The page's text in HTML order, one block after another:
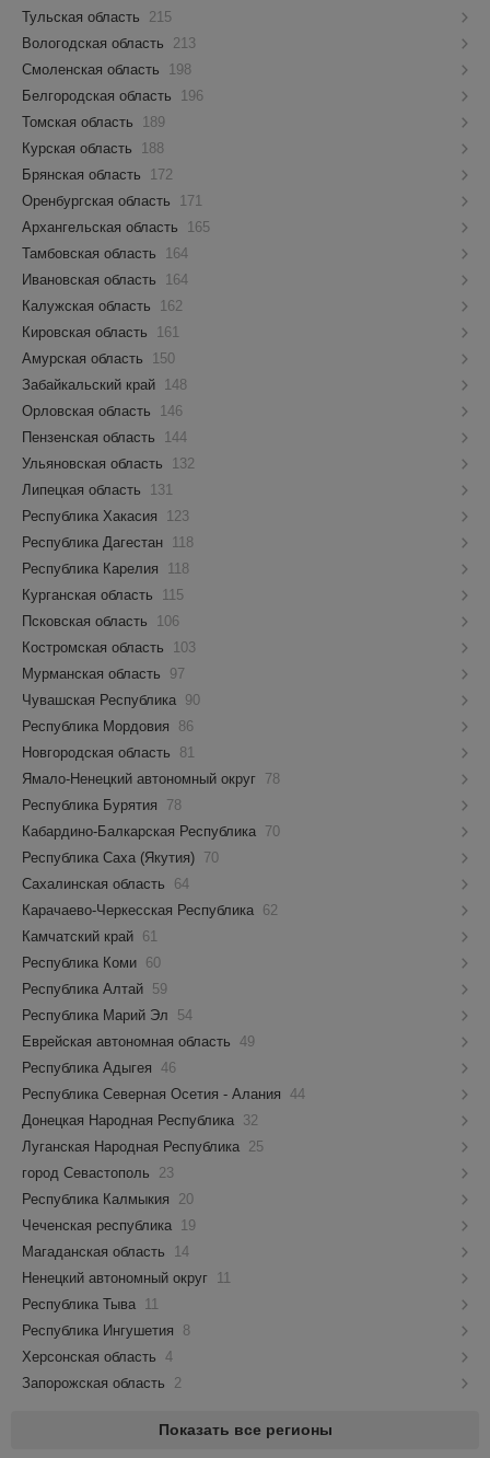
Тульская область
215
Вологодская область
213
Смоленская область
198
Белгородская область
196
Томская область
189
Курская область
188
Брянская область
172
Оренбургская область
171
Архангельская область
165
Тамбовская область
164
Ивановская область
164
Калужская область
162
Кировская область
161
Амурская область
150
Забайкальский край 148
Орловская область
146
Пензенская область
144
Ульяновская область
132
Липецкая область
131
Республика Хакасия
123
Республика Дагестан 118
Республика Карелия
118
Курганская область
115
Псковская область
106
Костромская область
103
Мурманская область
97
Чувашская Республика 90
Республика Мордовия
86
Новгородская область
81
Ямало-Ненецкий автономный округ 78
Республика Бурятия
78
Кабардино-Балкарская Республика 70
Республика Саха (Якутия) 70
Сахалинская область
64
Карачаево-Черкесская Республика 62
Камчатский край 61
Республика Коми 60
Республика Алтай 59
Республика Марий Эл
54
Еврейская автономная область 49
Республика Адыгея 46
Республика Северная Осетия - Алания 44
Донецкая Народная Республика 32
Луганская Народная Республика 25
город Севастополь
23
Республика Калмыкия
20
Чеченская республика 19
Магаданская область
14
Ненецкий автономный округ 11
Республика Тыва 11
Республика Ингушетия
8
Херсонская область 4
Запорожская область
2
Показать все регионы